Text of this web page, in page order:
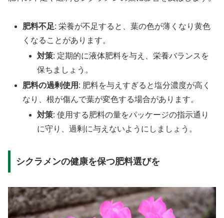
肥料不足: 栄養が不足すると、葉の色が薄くなり黄色
くなることがあります。
対策: 定期的に液体肥料を与え、栄養バランスを
保ちましょう。
肥料の過剰使用 : 肥料を与えすぎると塩分濃度が高く
なり、根が傷んで葉が変色する場合があります。
対策: 使用する肥料の量をパッケージの指示通り
に守り、過剰に与えないようにしましょう。
シクラメンの健康を保つ肥料選びを